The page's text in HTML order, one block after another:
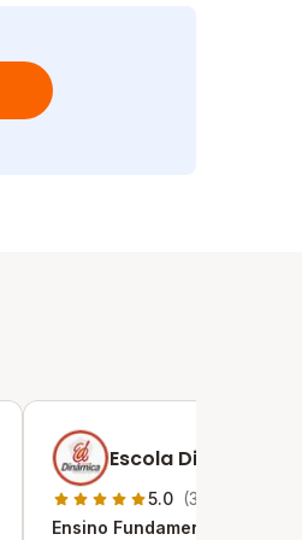
Escola Dinâmica
5.0 (3)
Ensino Fundamental I